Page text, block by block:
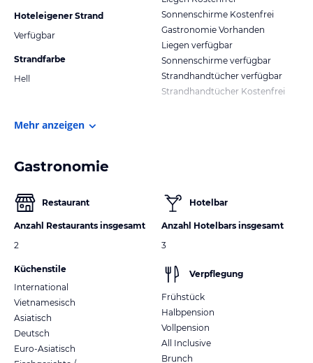
Hoteleigener Strand
Verfügbar
Strandfarbe
Hell
Sonnenschirme Kostenfrei
Gastronomie Vorhanden
Liegen verfügbar
Sonnenschirme verfügbar
Strandhandtücher verfügbar
Strandhandtücher Kostenfrei
Mehr anzeigen
Gastronomie
Restaurant
Anzahl Restaurants insgesamt
2
Küchenstile
International
Vietnamesisch
Asiatisch
Deutsch
Euro-Asiatisch
Hotelbar
Anzahl Hotelbars insgesamt
3
Verpflegung
Frühstück
Halbpension
Vollpension
All Inclusive
Brunch